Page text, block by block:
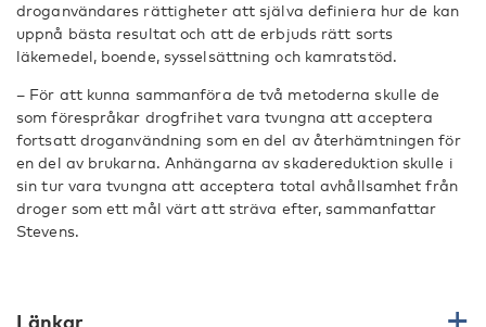
droganvändares rättigheter att själva definiera hur de kan
uppnå bästa resultat och att de erbjuds rätt sorts
läkemedel, boende, sysselsättning och kamratstöd.
– För att kunna sammanföra de två metoderna skulle de
som förespråkar drogfrihet vara tvungna att acceptera
fortsatt droganvändning som en del av återhämtningen för
en del av brukarna. Anhängarna av skadereduktion skulle i
sin tur vara tvungna att acceptera total avhållsamhet från
droger som ett mål värt att sträva efter, sammanfattar
Stevens.
Länkar